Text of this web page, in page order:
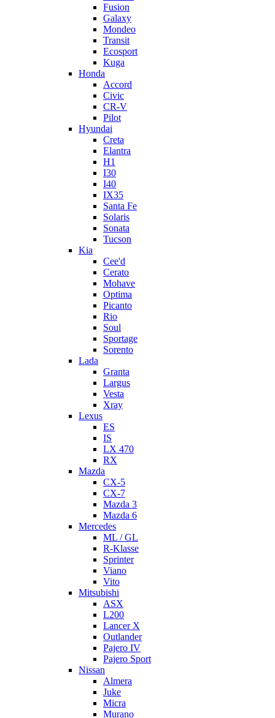
Fusion
Galaxy
Mondeo
Transit
Ecosport
Kuga
Honda
Accord
Civic
CR-V
Pilot
Hyundai
Creta
Elantra
H1
I30
I40
IX35
Santa Fe
Solaris
Sonata
Tucson
Kia
Cee'd
Cerato
Mohave
Optima
Picanto
Rio
Soul
Sportage
Sorento
Lada
Granta
Largus
Vesta
Xray
Lexus
ES
IS
LX 470
RX
Mazda
CX-5
CX-7
Mazda 3
Mazda 6
Mercedes
ML / GL
R-Klasse
Sprinter
Viano
Vito
Mitsubishi
ASX
L200
Lancer X
Outlander
Pajero IV
Pajero Sport
Nissan
Almera
Juke
Micra
Murano